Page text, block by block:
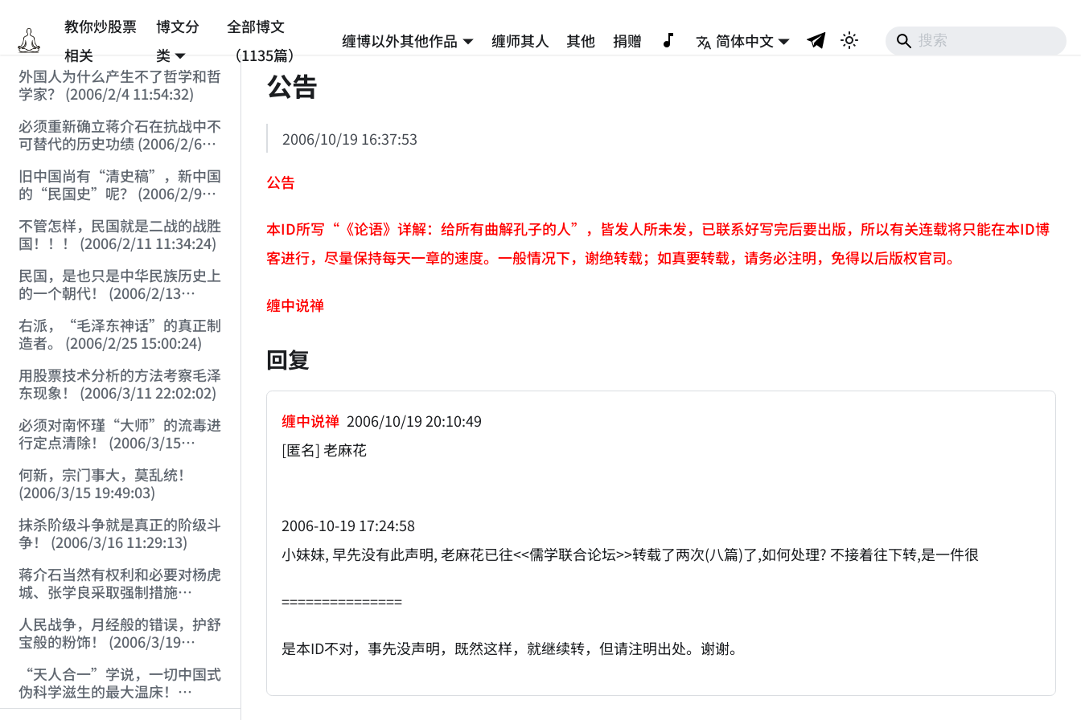
教你炒股票
相关
博文分
类
全部博文
（1135篇）
缠博以外其他作品 缠师其人 其他 捐赠
简体中文
外国人为什么产生不了哲学和哲
学家？ (2006/2/4 11:54:32)
必须重新确立蒋介石在抗战中不
可替代的历史功绩 (2006/2/6
旧中国尚有“清史稿”，新中国
的“民国史”呢？ (2006/2/9
不管怎样，民国就是二战的战胜
国！！！ (2006/2/11 11:34:24)
民国，是也只是中华民族历史上
的一个朝代！ (2006/2/13
右派，“毛泽东神话”的真正制
造者。 (2006/2/25 15:00:24)
用股票技术分析的方法考察毛泽
东现象！ (2006/3/11 22:02:02)
必须对南怀瑾“大师”的流毒进
行定点清除！ (2006/3/15
何新，宗门事大，莫乱统！
(2006/3/15 19:49:03)
抹杀阶级斗争就是真正的阶级斗
争！ (2006/3/16 11:29:13)
蒋介石当然有权利和必要对杨虎
城、张学良采取强制措施
人民战争，月经般的错误，护舒
宝般的粉饰！ (2006/3/19
“天人合一”学说，一切中国式
伪科学滋生的最大温床！
(2006/3/28 14:21:38)
公告
2006/10/19 16:37:53
公告
本ID所写“《论语》详解：给所有曲解孔子的人”，皆发人所未发，已联系好写完后要出版，所以有关连载将只能在本ID博
客进行，尽量保持每天一章的速度。一般情况下，谢绝转载；如真要转载，请务必注明，免得以后版权官司。
缠中说禅
回复
缠中说禅 2006/10/19 20:10:49
[匿名] 老麻花
2006-10-19 17:24:58
小妹妹, 早先没有此声明, 老麻花已往<<儒学联合论坛>>转载了两次(八篇)了,如何处理? 不接着往下转,是一件很
===============
是本ID不对，事先没声明，既然这样，就继续转，但请注明出处。谢谢。